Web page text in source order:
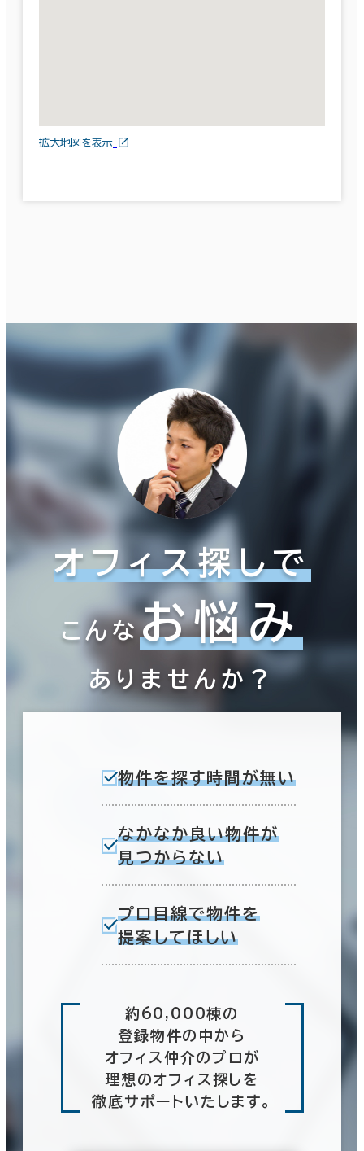
拡大地図を表示
オフィス探しで
こんなお悩み
ありませんか？
物件を探す時間が無い
なかなか良い物件が
見つからない
プロ目線で物件を
提案してほしい
約60,000棟の
登録物件の中から
オフィス仲介のプロが
理想のオフィス探しを
徹底サポートいたします。